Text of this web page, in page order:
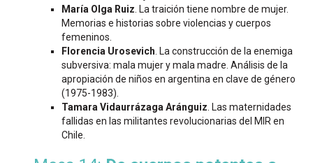
María Olga Ruiz. La traición tiene nombre de mujer.
Memorias e historias sobre violencias y cuerpos
femeninos.
Florencia Urosevich. La construcción de la enemiga
subversiva: mala mujer y mala madre. Análisis de la
apropiación de niños en argentina en clave de género
(1975-1983).
Tamara Vidaurrázaga Aránguiz. Las maternidades
fallidas en las militantes revolucionarias del MIR en
Chile.